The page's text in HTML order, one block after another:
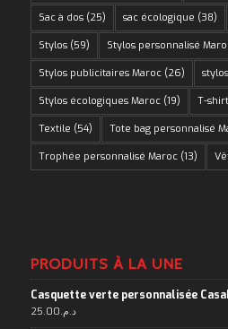
Sac à dos(25) sac écologique (38)
Stylos(59) Stylos personnalisé
Stylos publicitaires Maroc(26)
Stylos écologiques Maroc(19) T-shirt
Textile (54) Tote bag personnalisé
Trophée personnalisé Maroc(13)
PRODUITS À LA UNE
Casquette verte personnalisée
د.م.25.00